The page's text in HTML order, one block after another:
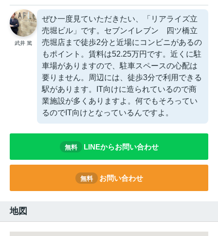
武井 篤
ぜひ一度見ていただきたい、「リアライズ立
売堀ビル」です。セブンイレブン 四ツ橋立
売堀店まで徒歩2分と近場にコンビニがあるの
もポイント。賃料は52.25万円です。近くに駐
車場がありますので、駐車スペースの心配は
要りません。周辺には、徒歩3分で利用できる
駅があります。IT向けに造られているので商
業施設が多くありますよ。何でもそろってい
るのでIT向けとなっているんですよ。
無料 LINEからお問い合わせ
無料 お問い合わせ
地図